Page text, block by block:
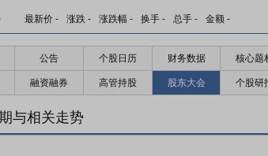
最新价 - 涨跌 - 涨跌幅 - 换手 - 总手 - 金额 -
公告 个股日历 财务数据 核心题
融资融券 高管持股 股东大会 个股研
与相关走势